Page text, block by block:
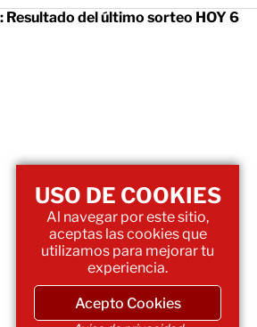
Resultado del último sorteo HOY 6
USO DE COOKIES
Al navegar por este sitio,
aceptas las cookies que
utilizamos para mejorar tu
experiencia.
Acepto Cookies